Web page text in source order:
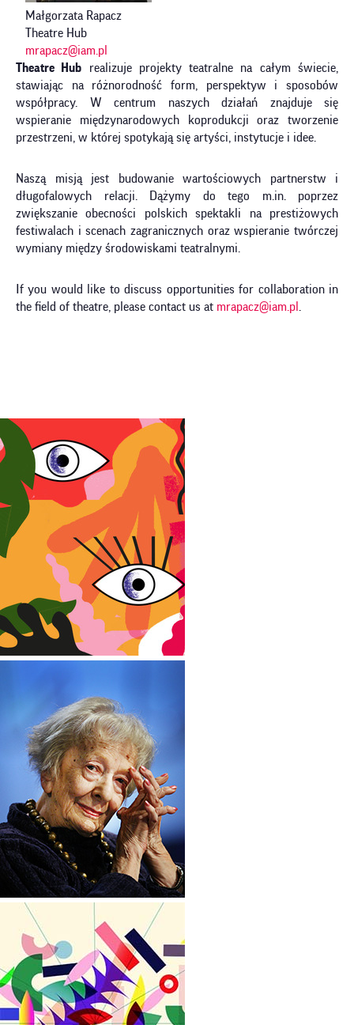
Małgorzata Rapacz
Theatre Hub
mrapacz@iam.pl
Theatre Hub realizuje projekty teatralne na całym świecie,
stawiając na różnorodność form, perspektyw i sposobów
współpracy. W centrum naszych działań znajduje się
wspieranie międzynarodowych koprodukcji oraz tworzenie
przestrzeni, w której spotykają się artyści, instytucje i idee.
Naszą misją jest budowanie wartościowych partnerstw i
długofalowych relacji. Dążymy do tego m.in. poprzez
zwiększanie obecności polskich spektakli na prestiżowych
festiwalach i scenach zagranicznych oraz wspieranie twórczej
wymiany między środowiskami teatralnymi.
If you would like to discuss opportunities for collaboration in
the field of theatre, please contact us at mrapacz@iam.pl